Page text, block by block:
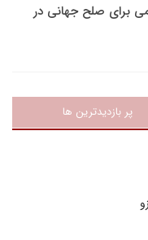
برای صلح جهانی در
پر بازدیدترین ها